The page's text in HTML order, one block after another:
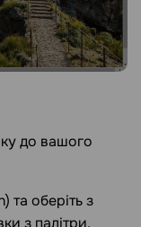
до вашого
та оберіть з
з палітри.